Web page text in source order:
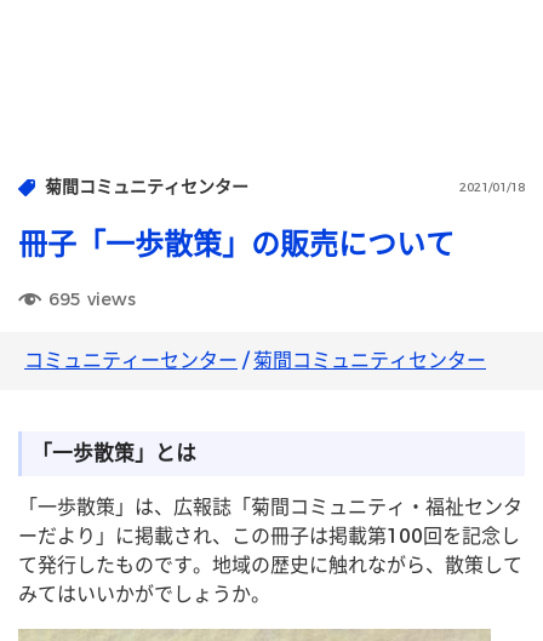
菊間コミュニティセンター 2021/01/18
冊子「一歩散策」の販売について
695 views
コミュニティーセンター /菊間コミュニティセンター
「一歩散策」とは
「一歩散策」は、広報誌「菊間コミュニティ・福祉センタ
ーだより」に掲載され、この冊子は掲載第100回を記念し
て発行したものです。地域の歴史に触れながら、散策して
みてはいいかがでしょうか。